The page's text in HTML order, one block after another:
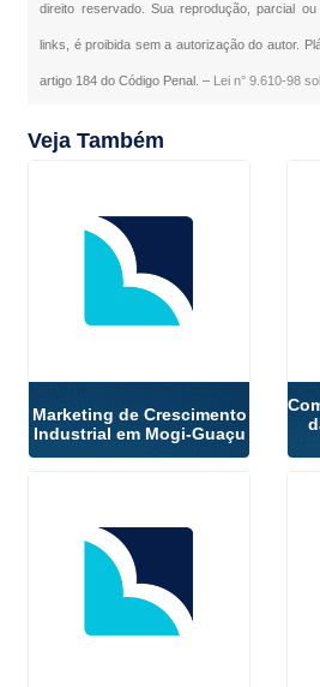
direito reservado. Sua reprodução, parcial
links, é proibida sem a autorização do autor.
artigo 184 do Código Penal. – Lei n° 9.610-98
Veja Também
Marketing de Crescimento
Industrial em Mogi-Guaçu